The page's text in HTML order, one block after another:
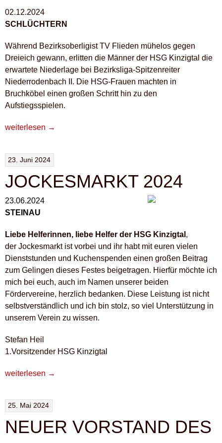
02.12.2024
SCHLÜCHTERN
Während Bezirksoberligist TV Flieden mühelos gegen
Dreieich gewann, erlitten die Männer der HSG Kinzigtal die
erwartete Niederlage bei Bezirksliga-Spitzenreiter
Niederrodenbach II. Die HSG-Frauen machten in
Bruchköbel einen großen Schritt hin zu den
Aufstiegsspielen.
„HSG-
weiterlesen →
23. Juni 2024
JOCKESMARKT 2024
23.06.2024
STEINAU
Liebe Helferinnen, liebe Helfer der HSG Kinzigtal ,
der Jockesmarkt ist vorbei und ihr habt mit euren vielen
Dienststunden und Kuchenspenden einen großen Beitrag
zum Gelingen dieses Festes beigetragen. Hierfür möchte ich
mich bei euch, auch im Namen unserer beiden
Fördervereine, herzlich bedanken. Diese Leistung ist nicht
selbstverständlich und ich bin stolz, so viel Unterstützung in
unserem Verein zu wissen.
Stefan Heil
1.Vorsitzender HSG Kinzigtal
„JOCKESMARKT
weiterlesen →
25. Mai 2024
NEUER VORSTAND DES